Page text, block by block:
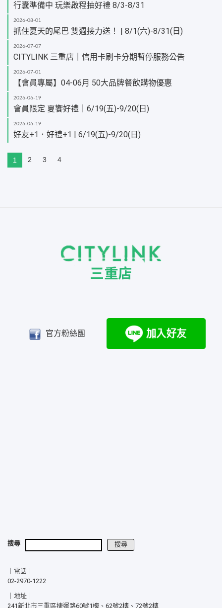
行囊準備中 玩樂啟程抽好禮 8/3-8/31
2026-08-01
抓住夏天的尾巴 雙週接力送！ | 8/1(六)-8/31(日)
2026-07-07
CITYLINK 三重店｜信用卡刷卡分期暫停服務公告
2026-07-01
【會員專屬】04-06月 50大品牌餐飲購物優惠
2026-06-19
會員限定 夏饗好禮｜6/19(五)-9/20(日)
2026-06-19
好友+1．好禮+1 | 6/19(五)-9/20(日)
1 2 3 4
官方粉絲團
搜尋 搜尋
｜電話｜
02-2970-1222
｜地址｜
241新北市三重區捷運路60號1樓、62號2樓、72號2樓